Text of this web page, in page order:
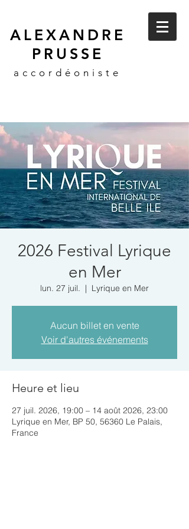
ALEXANDRE
PRUSSE
accordéoniste
2026 Festival Lyrique
en Mer
lun. 27 juil.
  |
Lyrique en Mer
Aucun billet en vente
Voir d'autres événements
Heure et lieu
27 juil. 2026, 19:00 – 14 août 2026, 23:00
Lyrique en Mer, BP 50, 56360 Le Palais,
France